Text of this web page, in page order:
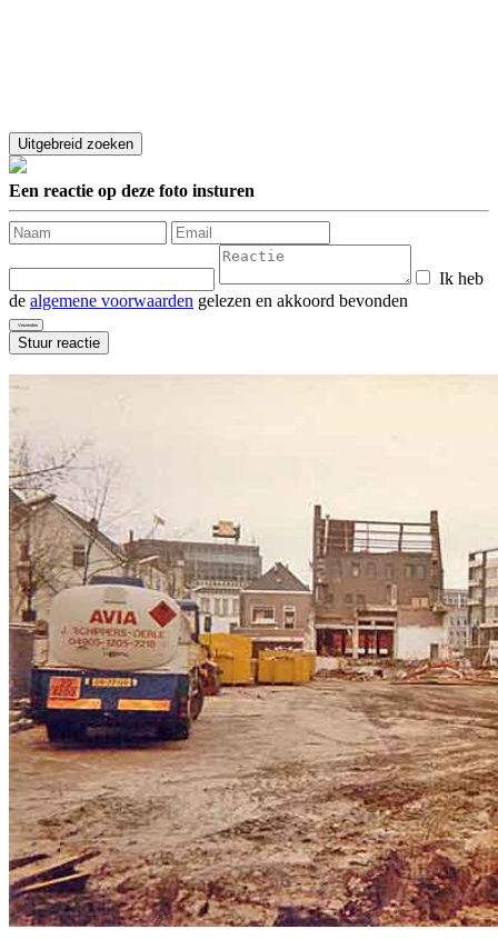
Een reactie op deze foto insturen
Ik heb
de algemene voorwaarden gelezen en akkoord bevonden